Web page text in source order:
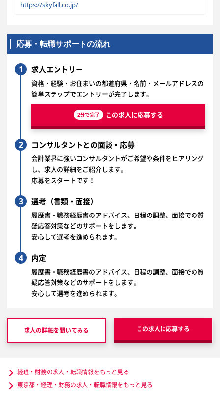
https://skyfall.co.jp/
応募・転職サポートの流れ
1 求人エントリー
資格・経験・お住まいの都道府県・名前・メールアドレスの
簡単ステップでエントリーが完了します。
2分で完了 この求人に応募する
2 コンサルタントとの面談・応募
会計業界に強いコンサルタントがご希望や条件をヒアリング
し、求人の詳細をご紹介します。
応募をスタートです！
3 選考（書類・面接）
履歴書・職務経歴書のアドバイス、日程の調整、面接での質
疑応答対策などのサポートをします。
安心して選考を進められます。
4 内定
履歴書・職務経歴書のアドバイス、日程の調整、面接での質
疑応答対策などのサポートをします。
安心して選考を進められます。
求人の詳細を聞いてみる この求人に応募する
経理・財務の求人・転職情報をもっと見る
東京都・経理・財務の求人・転職情報をもっと見る